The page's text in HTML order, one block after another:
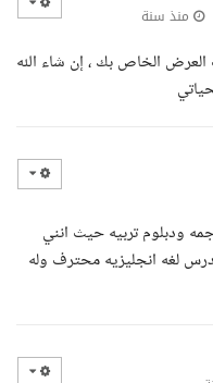
منذ سنة
العرض الخاص بك ، إن شاء الله
ودبلوم تربيه حيث انني
لغه انجليزيه محترف وله